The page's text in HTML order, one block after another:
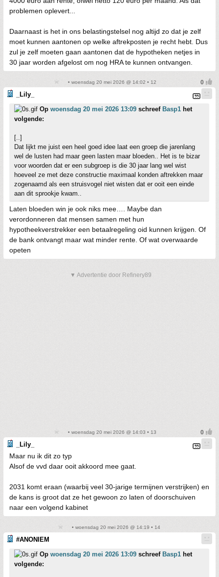
problemen oplevert...
Daarnaast is het in ons belastingstelsel nog altijd zo dat je zelf
moet kunnen aantonen op welke aftrekposten je recht hebt. Dus
zul je zelf moeten gaan aantonen dat de hypotheken netjes in
30 jaar worden afgelost om nog HRA te kunnen ontvangen.
• woensdag 20 mei 2026 @ 14:02 • 12
_Lily_
Op woensdag 20 mei 2026 13:09 schreef Basp1 het
volgende:
[..]
Dat lijkt me juist een heel goed idee laat een groep die jarenlang
wel de lusten had maar geen lasten maar bloeden.. Het is te bizar
voor woorden dat er een subgroep is die 30 jaar lang wel wist
hoeveel ze met deze constructie maximaal konden aftrekken maar
zogenaamd als een struisvogel niet wisten dat er ooit een einde
aan dit sprookje kwam..
Laten bloeden win je ook niks mee…. Maybe dan
verordonneren dat mensen samen met hun
hypotheekverstrekker een betaalregeling oid kunnen krijgen. Of
de bank ontvangt maar wat minder rente. Of wat overwaarde
opeten
▼ Advertentie door Refinery89
• woensdag 20 mei 2026 @ 14:03 • 13
_Lily_
Maar nu ik dit zo typ
Alsof de vvd daar ooit akkoord mee gaat.
2031 komt eraan (waarbij veel 30-jarige termijnen verstrijken) en
de kans is groot dat ze het gewoon zo laten of doorschuiven
naar een volgend kabinet
• woensdag 20 mei 2026 @ 14:19 • 14
#ANONIEM
Op woensdag 20 mei 2026 13:09 schreef Basp1 het
volgende: